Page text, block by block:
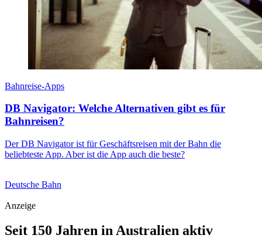
Bahnreise-Apps
DB Navigator: Welche Alternativen gibt es für
Bahnreisen?
Der DB Navigator ist für Geschäftsreisen mit der Bahn die
beliebteste App. Aber ist die App auch die beste?
Deutsche Bahn
Anzeige
Seit 150 Jahren in Australien aktiv